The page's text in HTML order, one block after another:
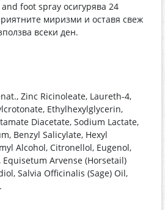
and foot spray осигурява 24
миризми и оставя свеж
всеки ден.
Zinc Ricinoleate, Laureth-4,
Ethylhexylglycerin,
Diacetate, Sodium Lactate,
Benzyl Salicylate, Hexyl
Alcohol, Citronellol, Eugenol,
Equisetum Arvense (Horsetail)
Salvia Officinalis (Sage) Oil,